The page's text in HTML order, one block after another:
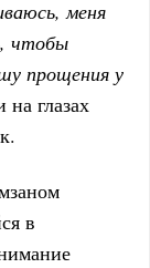
меня
чтобы
прощения у
глазах
в